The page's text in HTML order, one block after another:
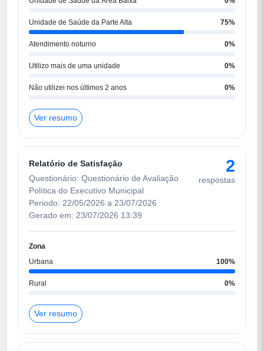
Unidade de Saúde da Parte Alta 75%
Atendimento noturno 0%
Utilizo mais de uma unidade 0%
Não utilizei nos últimos 2 anos 0%
Ver resumo
Relatório de Satisfação
Questionário: Questionário de Avaliação
Política do Executivo Municipal
Periodo: 22/05/2026 a 23/07/2026
Gerado em: 23/07/2026 13:39
2
respostas
Zona
Urbana
100%
Rural 0%
Ver resumo